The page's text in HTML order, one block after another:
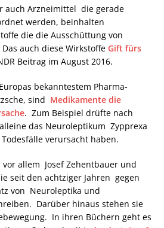
auch Arzneimittel die gerade
werden, beinhalten
die die Ausschüttung von
auch diese Wirkstoffe Gift fürs
Beitrag im August 2016.
bekanntestem Pharma-
sind Medikamente die
. Zum Beispiel drüfte nach
das Neuroleptikum Zypprexa
verursacht haben.
allem Josef Zehentbauer und
seit den achtziger Jahren gegen
von Neuroleptika und
Darüber hinaus stehen sie
In ihren Büchern geht es